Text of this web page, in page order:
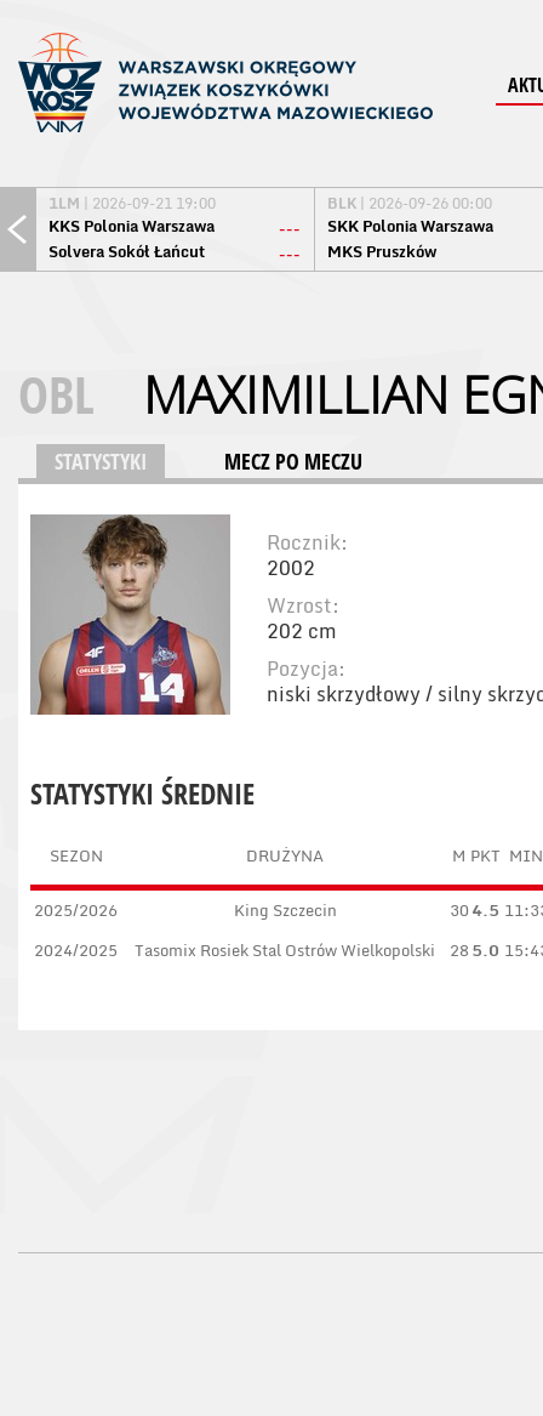
1LM | 2026-09-21 19:00
KKS Polonia Warszawa
---
Solvera Sokół Łańcut
---
BLK | 2026-09-26 00:00
SKK Polonia Warszawa
MKS Pruszków
OBL MAXIMILLIAN
STATYSTYKI MECZ PO MECZU
Rocznik:
2002
Wzrost:
202 cm
Pozycja:
niski skrzydłowy / silny
STATYSTYKI ŚREDNIE
SEZON DRUŻYNA M PKT MIN
2025/2026 King Szczecin 304.5
2024/2025
Tasomix Rosiek Stal Ostrów Wielkopolski 285.0